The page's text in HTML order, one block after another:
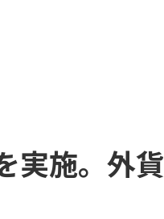
実施。外貨